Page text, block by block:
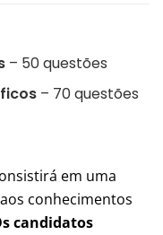
– 50 questões
– 70 questões
em uma
conhecimentos
candidatos